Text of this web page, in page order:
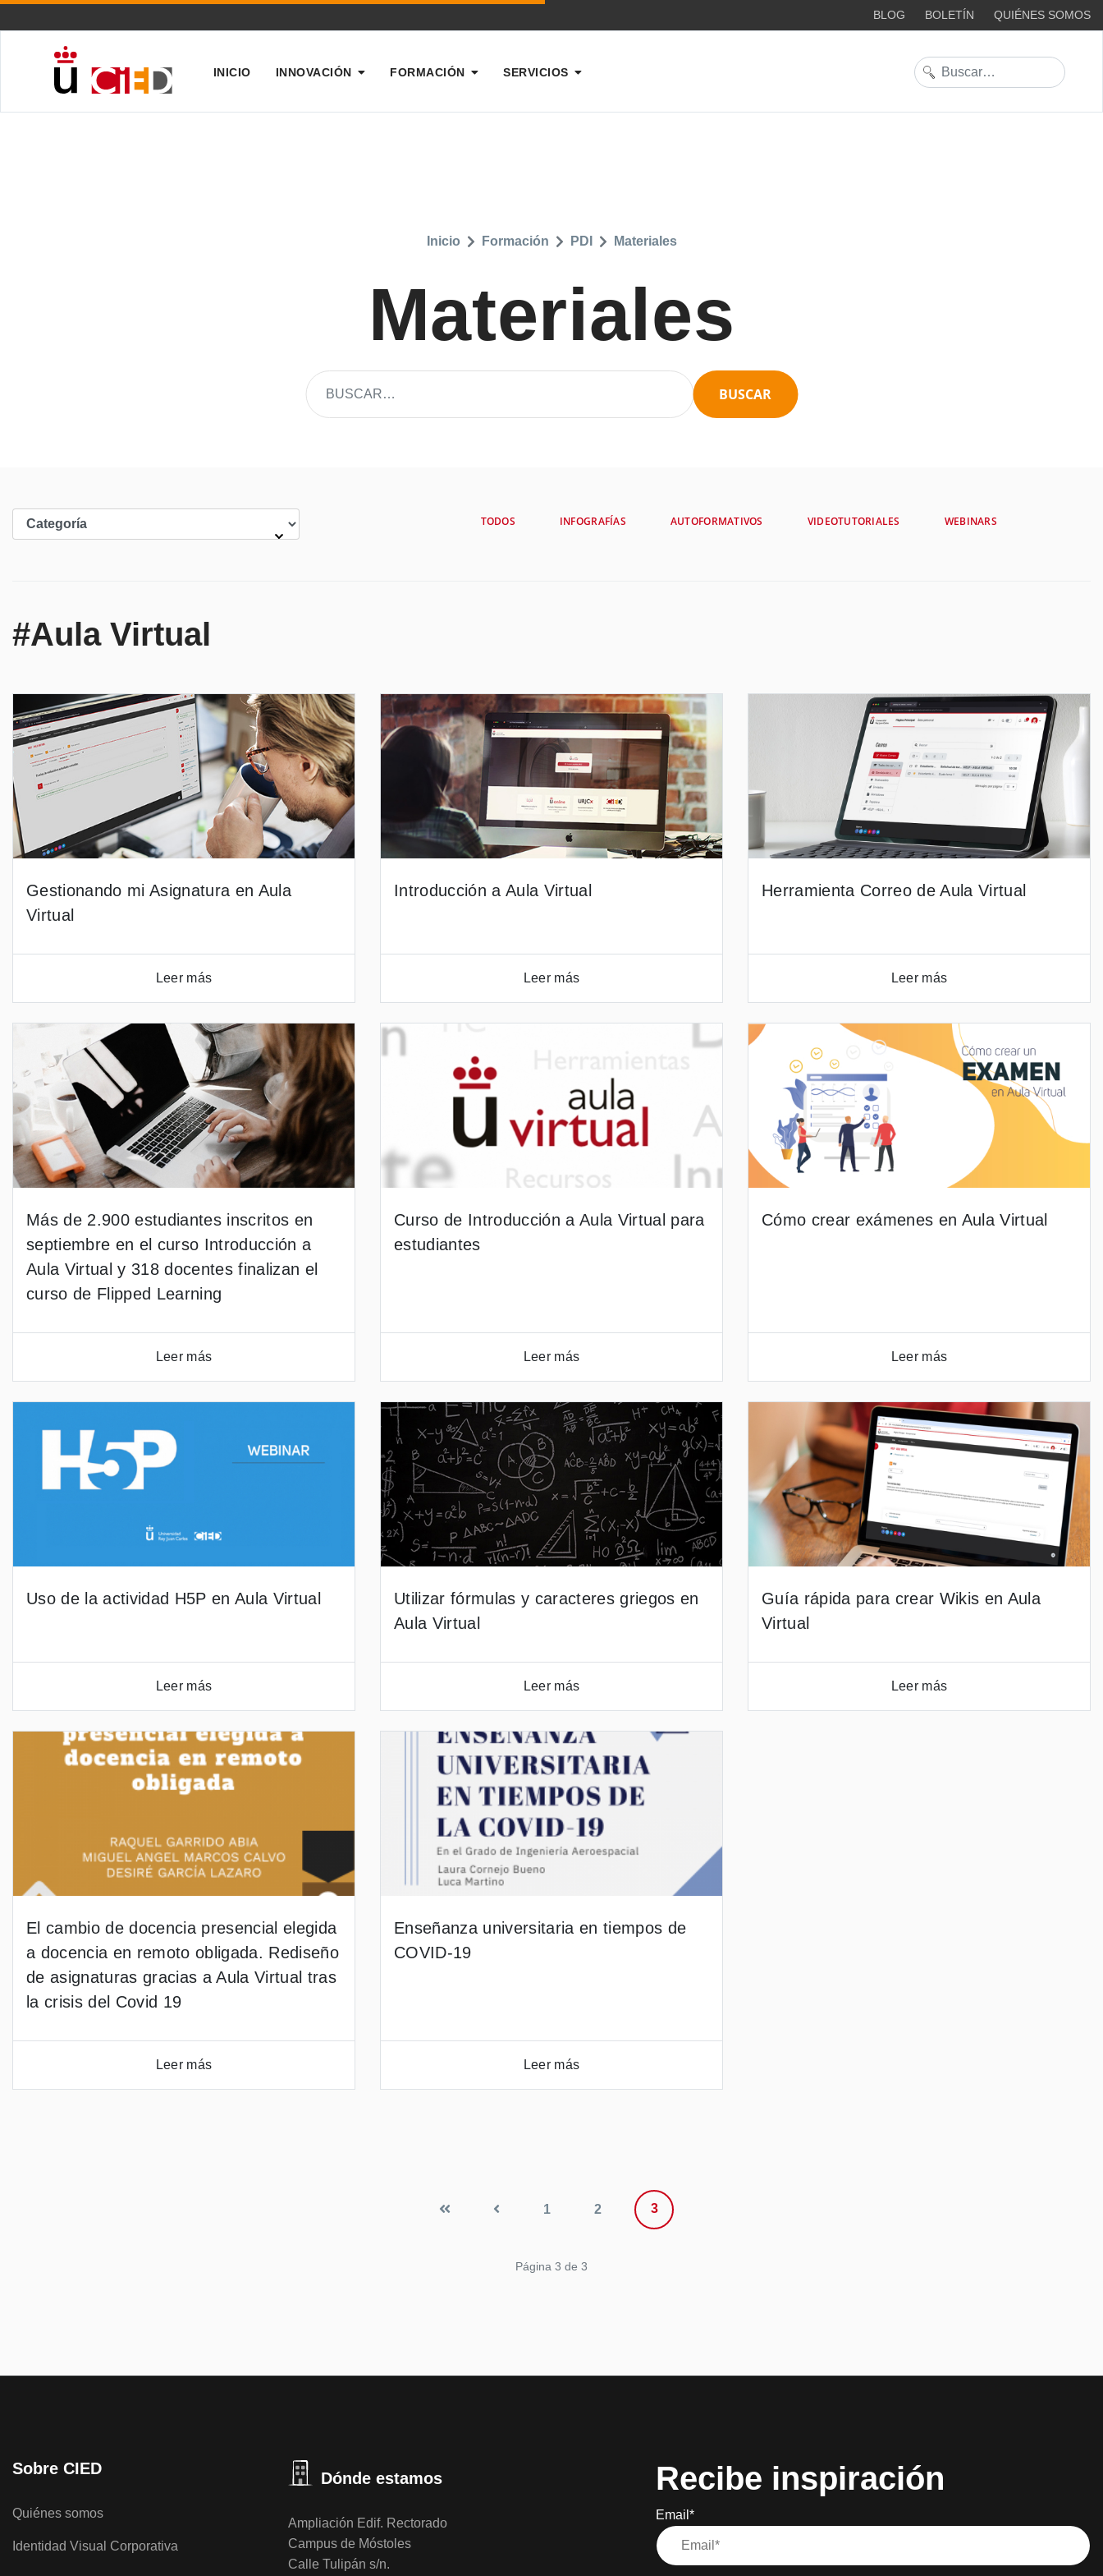
BLOG BOLETÍN QUIÉNES SOMOS
INICIO INNOVACIÓN FORMACIÓN SERVICIOS Buscar
Materiales
Inicio Formación PDI Materiales
BUSCAR
TODOS INFOGRAFÍAS AUTOFORMATIVOS VIDEOTUTORIALES WEBINARS
#Aula Virtual
Gestionando mi Asignatura en Aula
Virtual
Leer más
Introducción a Aula Virtual
Leer más
Herramienta Correo de Aula Virtual
Leer más
Más de 2.900 estudiantes inscritos en
septiembre en el curso Introducción a
Aula Virtual y 318 docentes finalizan el
curso de Flipped Learning
Leer más
Curso de Introducción a Aula Virtual para
estudiantes
Leer más
Cómo crear exámenes en Aula Virtual
Leer más
Uso de la actividad H5P en Aula Virtual
Leer más
Utilizar fórmulas y caracteres griegos en
Aula Virtual
Leer más
Guía rápida para crear Wikis en Aula
Virtual
Leer más
El cambio de docencia presencial elegida
a docencia en remoto obligada. Rediseño
de asignaturas gracias a Aula Virtual tras
la crisis del Covid 19
Leer más
Enseñanza universitaria en tiempos de
COVID-19
Leer más
1 2 3
Página 3 de 3
Sobre CIED
Quiénes somos
Identidad Visual Corporativa
Dónde estamos
Ampliación Edif. Rectorado
Campus de Móstoles
Calle Tulipán s/n.
Recibe inspiración
Email*